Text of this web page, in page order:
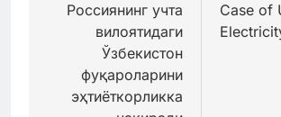
Россиянинг учта
вилоятидаги
Ўзбекистон
фуқароларини
эҳтиёткорликка
Case of